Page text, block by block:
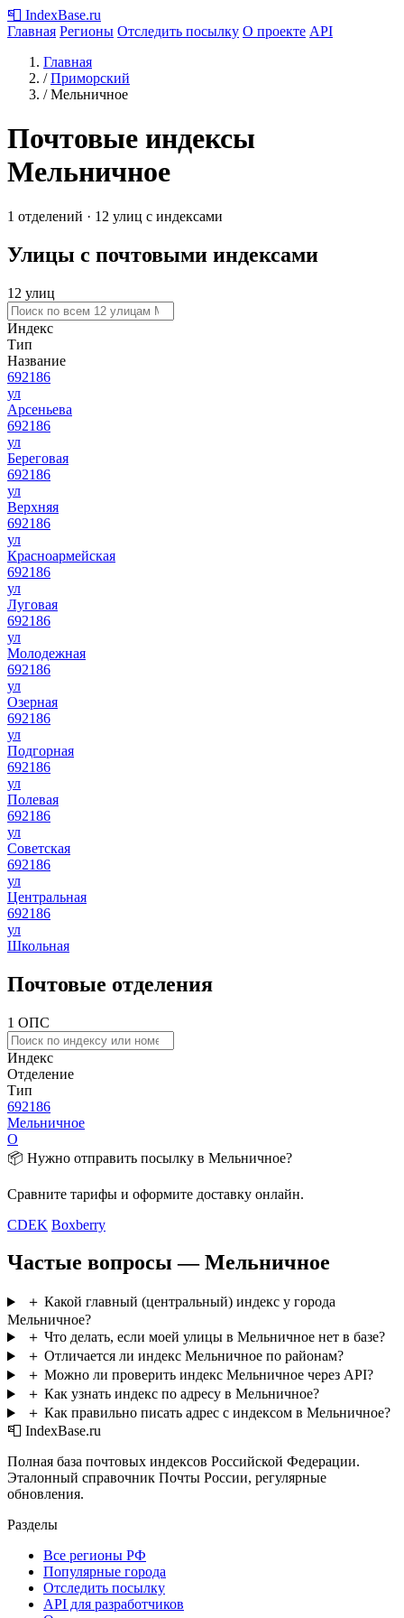
📮 IndexBase.ru
Главная Регионы Отследить посылку О проекте API
Главная
/ Приморский
/ Мельничное
Почтовые индексы
Мельничное
1 отделений · 12 улиц с индексами
Улицы с почтовыми индексами
12 улиц
Индекс
Тип
Название
692186
ул
Арсеньева
692186
ул
Береговая
692186
ул
Верхняя
692186
ул
Красноармейская
692186
ул
Луговая
692186
ул
Молодежная
692186
ул
Озерная
692186
ул
Подгорная
692186
ул
Полевая
692186
ул
Советская
692186
ул
Центральная
692186
ул
Школьная
Почтовые отделения
1 ОПС
Индекс
Отделение
Тип
692186
Мельничное
О
📦 Нужно отправить посылку в Мельничное?
Сравните тарифы и оформите доставку онлайн.
CDEK Boxberry
Частые вопросы — Мельничное
＋ Какой главный (центральный) индекс у города
Мельничное?
＋ Что делать, если моей улицы в Мельничное нет в базе?
＋ Отличается ли индекс Мельничное по районам?
＋ Можно ли проверить индекс Мельничное через API?
＋ Как узнать индекс по адресу в Мельничное?
＋ Как правильно писать адрес с индексом в Мельничное?
📮 IndexBase.ru
Полная база почтовых индексов Российской Федерации.
Эталонный справочник Почты России, регулярные
обновления.
Разделы
Все регионы РФ
Популярные города
Отследить посылку
API для разработчиков